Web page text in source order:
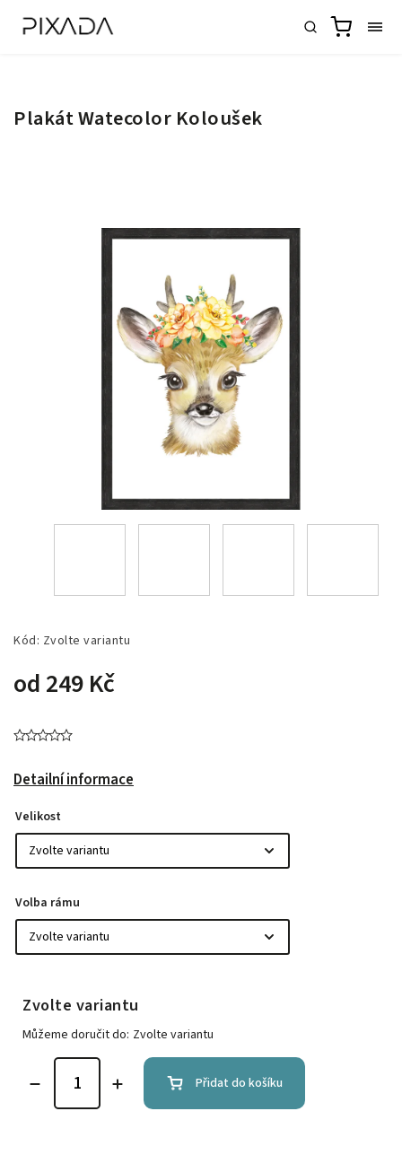
Plakát Watecolor Koloušek
Kód: Zvolte variantu
od 249 Kč
Detailní informace
Velikost
Volba rámu
Zvolte variantu
Můžeme doručit do: Zvolte variantu
Přidat do košíku